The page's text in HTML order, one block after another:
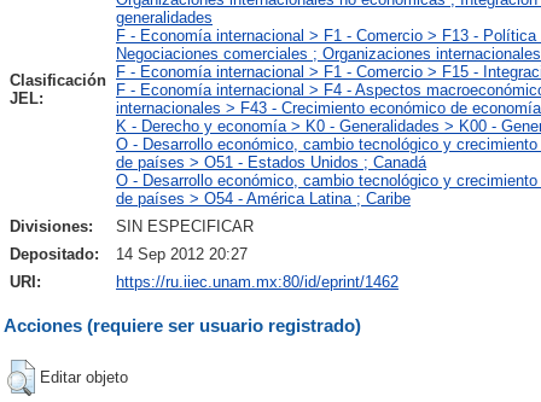
Clasificación
JEL:
generalidades
F - Economía internacional > F1 - Comercio > F13 -
Negociaciones comerciales ; Organizaciones internacionales
F - Economía internacional > F1 - Comercio > F15 -
F - Economía internacional > F4 - Aspectos
internacionales > F43 - Crecimiento económico de
K - Derecho y economía > K0 - Generalidades > K00 -
O - Desarrollo económico, cambio tecnológico y
de países > O51 - Estados Unidos ; Canadá
O - Desarrollo económico, cambio tecnológico y
de países > O54 - América Latina ; Caribe
Divisiones:
SIN ESPECIFICAR
Depositado:
14 Sep 2012 20:27
URI:
https://ru.iiec.unam.mx:80/id/eprint/1462
Acciones (requiere ser usuario registrado)
Editar objeto